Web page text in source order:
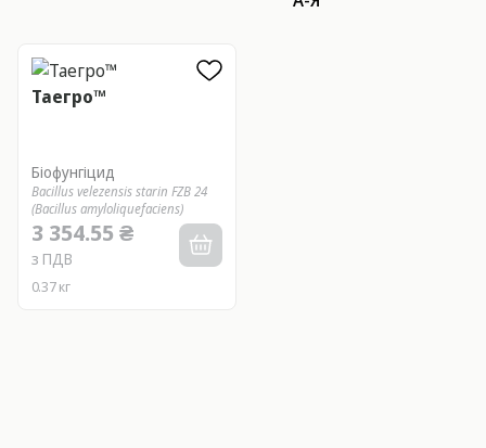
Таегро™
Біофунгіцид
Bacillus velezensis starin FZB 24
(Bacillus amyloliquefaciens)
3 354.55 ₴
з ПДВ
0.37 кг